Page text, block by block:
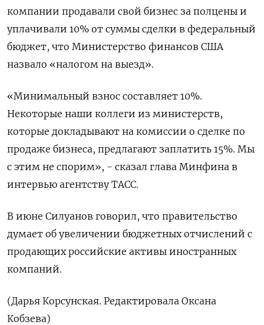
компании продавали свой бизнес за полцены и
уплачивали 10% от суммы сделки в федеральный
бюджет, что Министерство финансов США
назвало «налогом на выезд».
«Минимальный взнос составляет 10%.
Некоторые наши коллеги из министерств,
которые докладывают на комиссии о сделке по
продаже бизнеса, предлагают заплатить 15%. Мы
с этим не спорим», - сказал глава Минфина в
интервью агентству ТАСС.
В июне Силуанов говорил, что правительство
думает об увеличении бюджетных отчислений с
продающих российские активы иностранных
компаний.
(Дарья Корсунская. Редактировала Оксана
Кобзева)